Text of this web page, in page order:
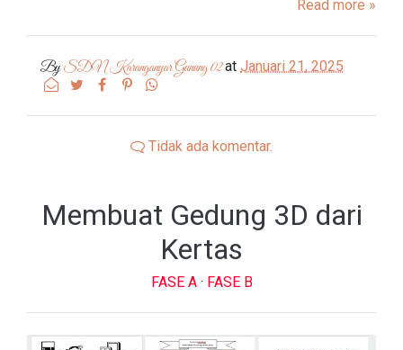
Read more »
BySDN Karanganyar Gunung 02at Januari 21, 2025
Tidak ada komentar.
Membuat Gedung 3D dari
Kertas
FASE A · FASE B